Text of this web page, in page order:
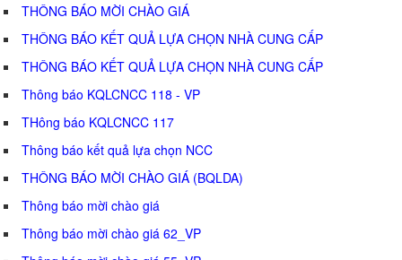
THÔNG BÁO MỜI CHÀO GIÁ
THÔNG BÁO KẾT QUẢ LỰA CHỌN NHÀ CUNG CẤP
THÔNG BÁO KẾT QUẢ LỰA CHỌN NHÀ CUNG CẤP
Thông báo KQLCNCC 118 - VP
THông báo KQLCNCC 117
Thông báo kết quả lựa chọn NCC
THÔNG BÁO MỜI CHÀO GIÁ (BQLDA)
Thông báo mời chào giá
Thông báo mời chào giá 62_VP